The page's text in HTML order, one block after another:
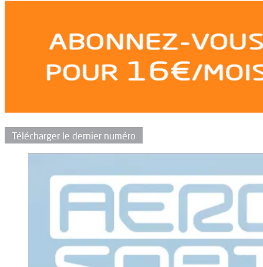
Télécharger le dernier numéro